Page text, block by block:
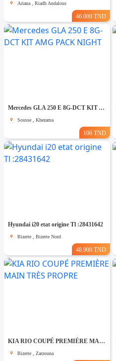
Ariana , Riadh Andalous
46.000 TND
Mercedes GLA 250 E 8G-DCT KIT AMG PACK NIGHT
Sousse , Khezama
106 TND
Hyundai i20 etat origine Tl :28431642
Bizerte , Bizerte Nord
48.900 TND
KIA RIO COUPÉ PREMIÈRE MAIN TRÈS PROPRE
Bizerte , Zarzouna